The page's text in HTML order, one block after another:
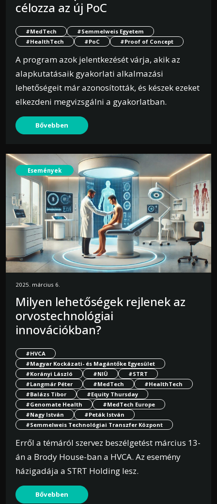
célozza az új PoC
#MedTech
#Semmelweis Egyetem
#HealthTech
#PoC #Proof of Concept
A program azok jelentkezését várja, akik az
alapkutatásaik gyakorlati alkalmazási
lehetőségeit már azonosították, és készek ezeket
elkezdeni megvizsgálni a gyakorlatban.
Bővebben
Események
2025. március 6.
Milyen lehetőségek rejlenek az
orvostechnológiai
innovációkban?
#HVCA
#Magyar Kockázati- és Magántőke Egyesület
#Korányi László
#NIÜ
#STRT
#Langmár Péter
#MedTech
#HealthTech
#Balázs Tibor
#Equity Thursday
#Genomate Health
#MedTech Europe
#Nagy István
#Peták István
#Semmelweis Technológiai Transzfer Központ
Erről a témáról szervez beszélgetést március 13-
án a Brody House-ban a HVCA. Az esemény
házigadája a STRT Holding lesz.
Bővebben